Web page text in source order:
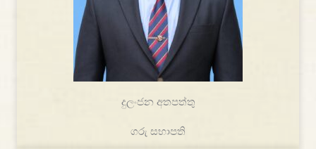
දුලංජන අතපත්තු
ගරු සභාපති